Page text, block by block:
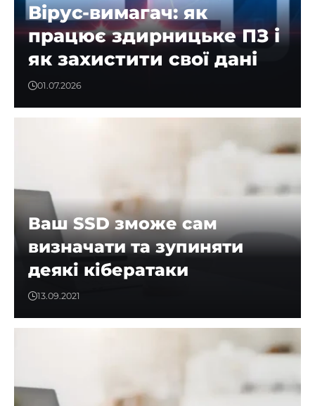
Вірус-вимагач: як
працює здирницьке ПЗ і
як захистити свої дані
01.07.2026
Ваш SSD зможе сам
визначати та зупиняти
деякі кібератаки
13.09.2021